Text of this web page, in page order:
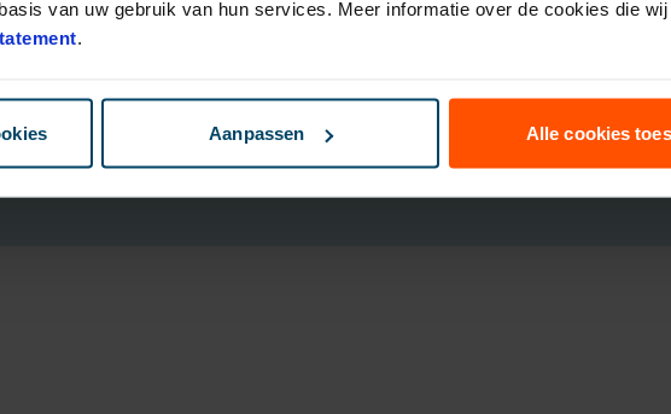
van uw gebruik van hun services. Meer informatie over de cookies die
.
Aanpassen Alle cookies
Plan